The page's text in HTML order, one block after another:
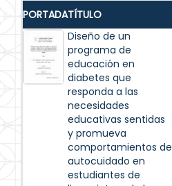
PORTADATÍTULO
Diseño de un
programa de
educación en
diabetes que
responda a las
necesidades
educativas sentidas
y promueva
comportamientos de
autocuidado en
estudiantes de